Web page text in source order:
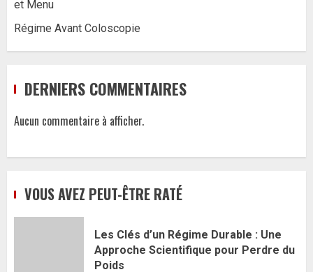
et Menu
Régime Avant Coloscopie
DERNIERS COMMENTAIRES
Aucun commentaire à afficher.
VOUS AVEZ PEUT-ÊTRE RATÉ
Les Clés d’un Régime Durable : Une
Approche Scientifique pour Perdre du
Poids